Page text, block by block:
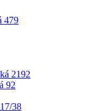
479
2192
92
38